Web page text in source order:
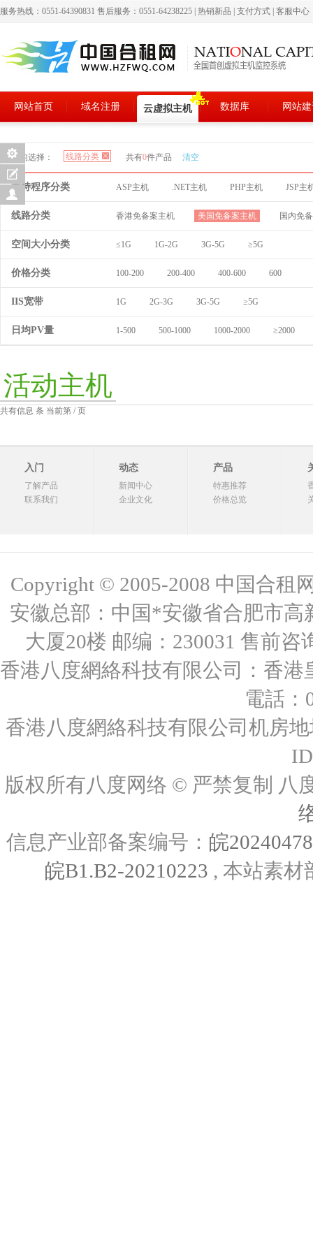
服务热线：0551-64390831 售后服务：0551-64238225 热销新品 支付方式 客服中心
网站首页 域名注册 云虚拟主机 数据库 网站
您的选择： 线路分类 共有0件产品 清空
支持程序分类 ASP主机 .NET主机 PHP主机 JSP主
线路分类 香港免备案主机 美国免备案主机 国内免
空间大小分类 ≤1G 1G-2G 3G-5G ≥5G
价格分类 100-200 200-400 400-600 600
IIS宽带 1G 2G-3G 3G-5G ≥5G
日均PV量 1-500 500-1000 1000-2000 ≥2000
活动主机
共有信息 条 当前第 / 页
入门
了解产品
联系我们
动态
新闻中心
企业文化
产品
特惠推荐
价格总览
Copyright © 2005-2008 中国合租
安徽总部：中国*安徽省合肥市
大厦20楼 邮编：230031 售前咨
香港八度網絡科技有限公司：香
電話：
香港八度網絡科技有限公司机房
版权所有八度网络 © 严禁复制
信息产业部备案编号： 皖
皖B1.B2-20210223 , 本站素材